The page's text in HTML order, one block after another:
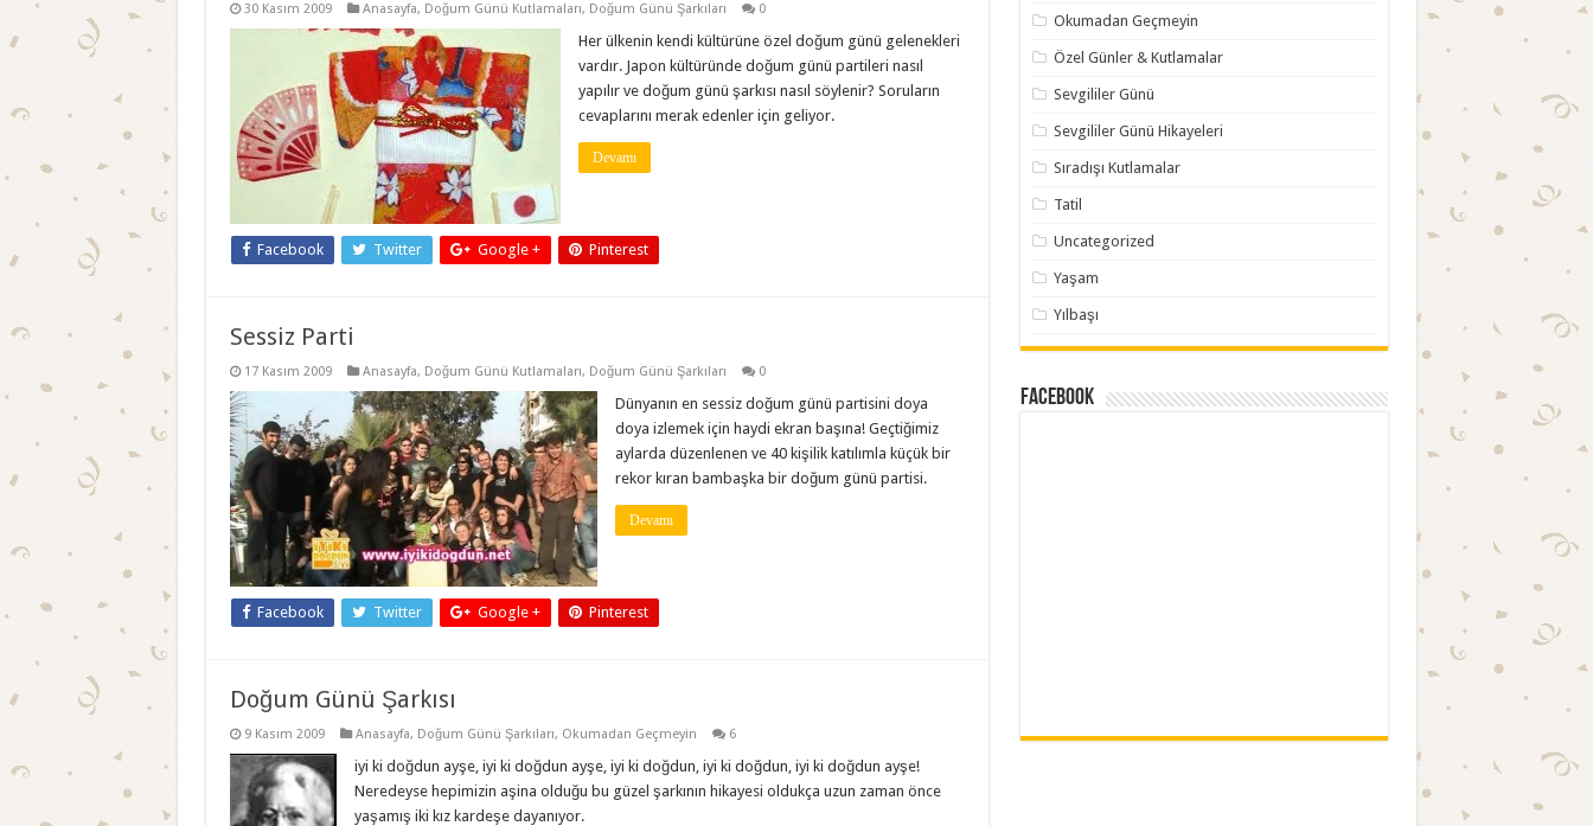
30 Kasım 2009 Anasayfa, Doğum Günü Kutlamaları, Doğum Günü Şarkıları 0
Her ülkenin kendi kültürüne özel doğum günü gelenekleri
vardır. Japon kültüründe doğum günü partileri nasıl
yapılır ve doğum günü şarkısı nasıl söylenir? Soruların
cevaplarını merak edenler için geliyor.
Devamı
Facebook Twitter Google + Pinterest
Sessiz Parti
17 Kasım 2009 Anasayfa, Doğum Günü Kutlamaları, Doğum Günü Şarkıları 0
Dünyanın en sessiz doğum günü partisini doya
doya izlemek için haydi ekran başına! Geçtiğimiz
aylarda düzenlenen ve 40 kişilik katılımla küçük bir
rekor kıran bambaşka bir doğum günü partisi.
Devamı
Facebook Twitter Google + Pinterest
Doğum Günü Şarkısı
9 Kasım 2009 Anasayfa, Doğum Günü Şarkıları, Okumadan Geçmeyin 6
iyi ki doğdun ayşe, iyi ki doğdun ayşe, iyi ki doğdun, iyi ki doğdun, iyi ki doğdun ayşe!
Neredeyse hepimizin aşina olduğu bu güzel şarkının hikayesi oldukça uzun zaman önce
yaşamış iki kız kardeşe dayanıyor.
Okumadan Geçmeyin
Özel Günler & Kutlamalar
Sevgililer Günü
Sevgililer Günü Hikayeleri
Sıradışı Kutlamalar
Tatil
Uncategorized
Yaşam
Yılbaşı
Facebook